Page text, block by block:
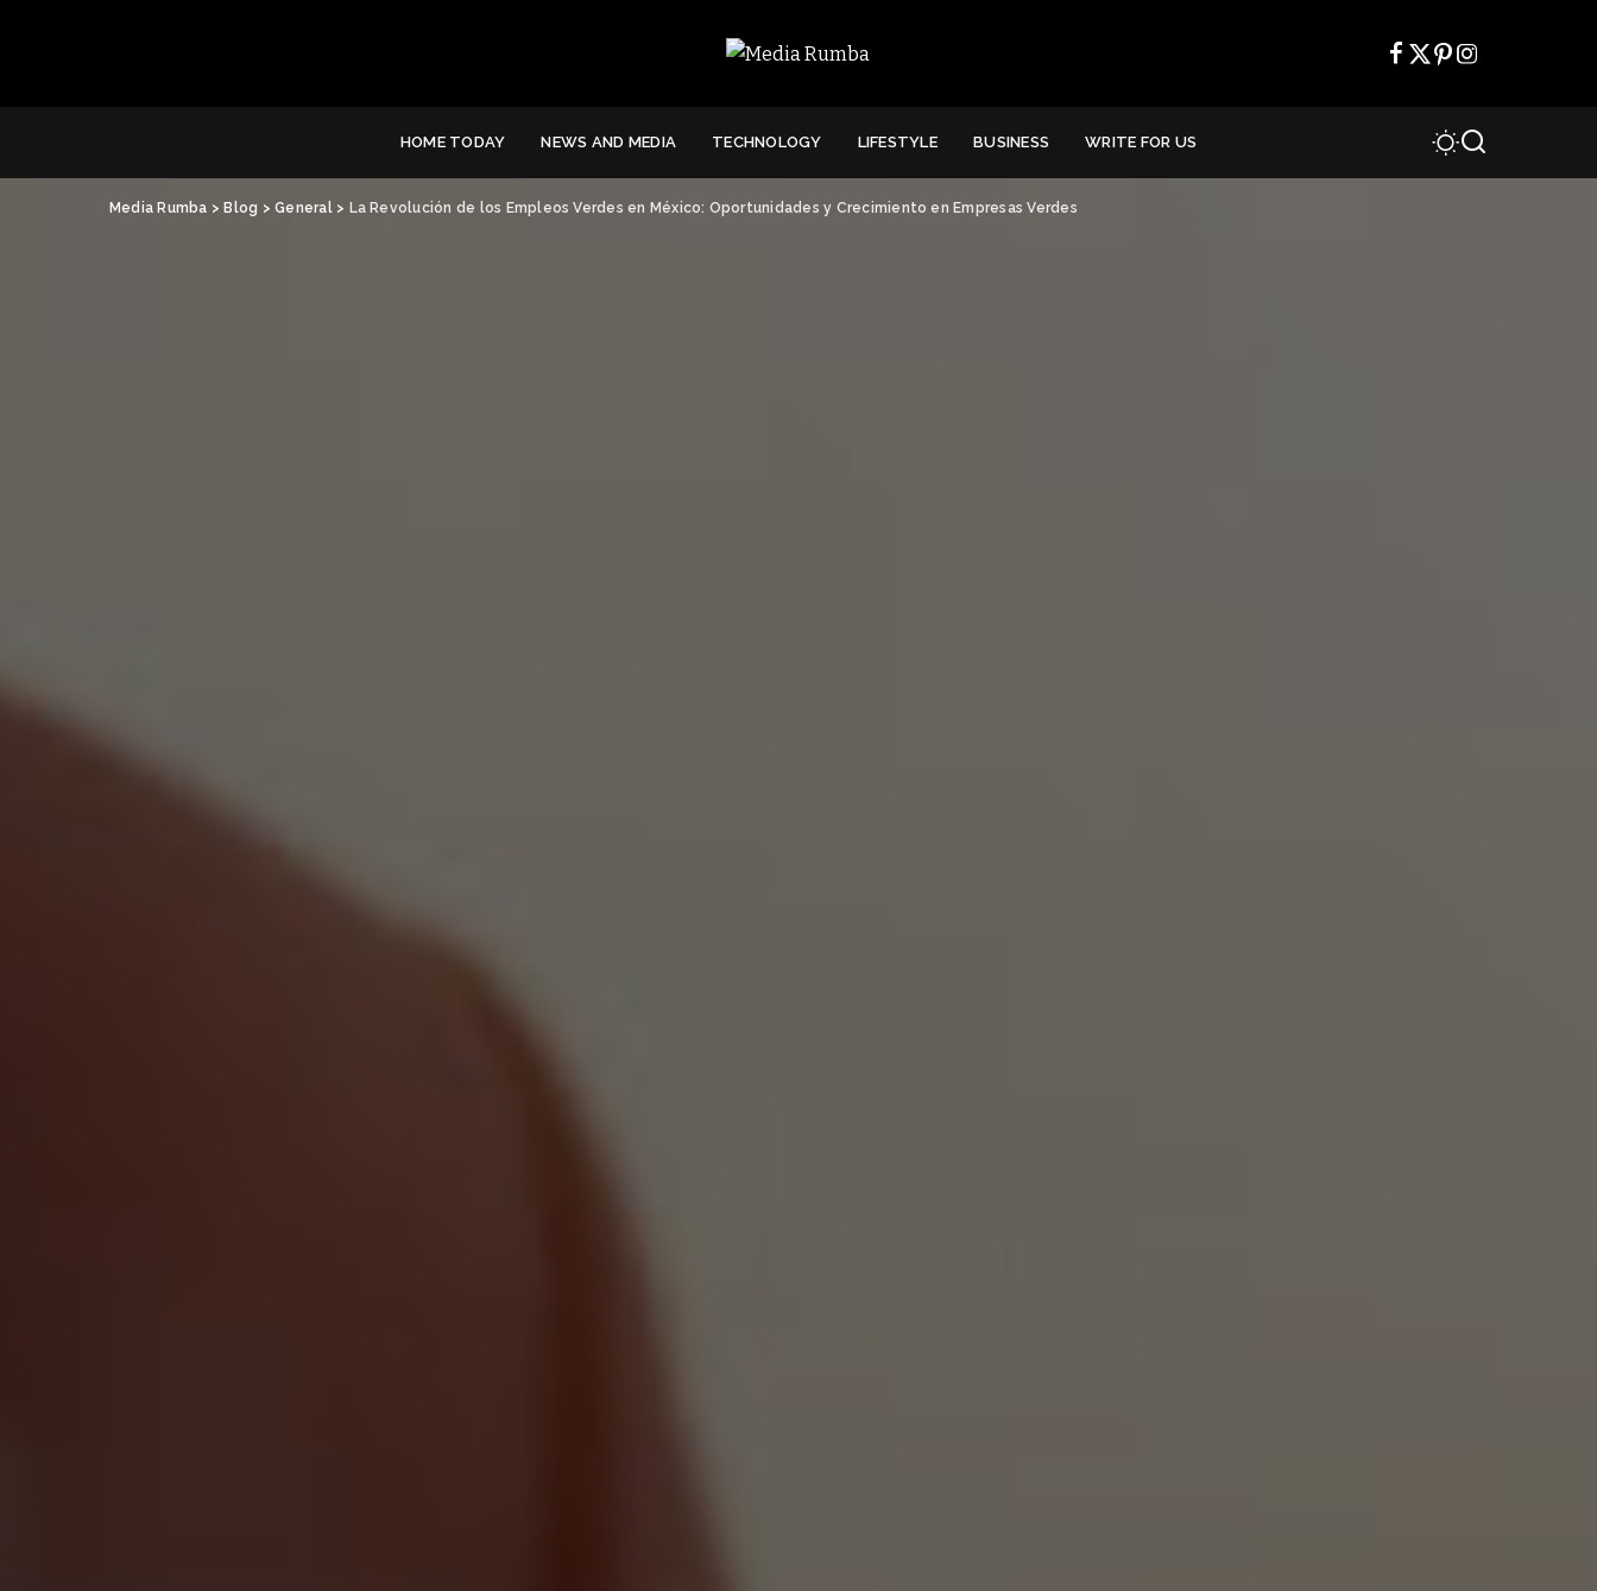
HOME TODAY NEWS AND MEDIA TECHNOLOGY LIFESTYLE BUSINESS WRITE FOR US
Media Rumba > Blog >General> La Revolución de los Empleos Verdes en México: Oportunidades y Crecimiento en Empresas Verdes